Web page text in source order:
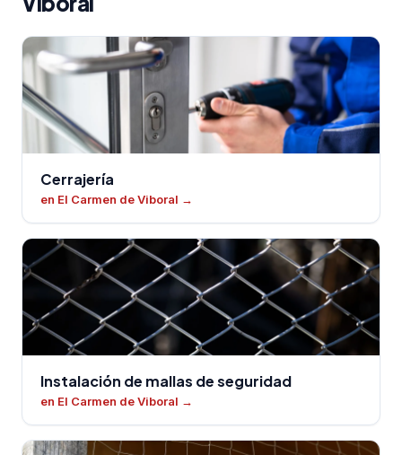
Cerrajería
en El Carmen de Viboral →
Instalación de mallas de seguridad
en El Carmen de Viboral →